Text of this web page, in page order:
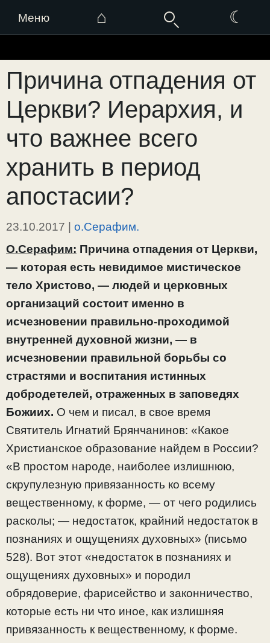
Меню ⌂ ☾
к
содержимому
Причина отпадения от
Церкви? Иерархия, и
что важнее всего
хранить в период
апостасии?
23.10.2017 | о.Серафим.
О.Серафим: Причина отпадения от Церкви,
— которая есть невидимое мистическое
тело Христово, — людей и церковных
организаций состоит именно в
исчезновении правильно-проходимой
внутренней духовной жизни, — в
исчезновении правильной борьбы со
страстями и воспитания истинных
добродетелей, отраженных в заповедях
Божиих. О чем и писал, в свое время
Святитель Игнатий Брянчанинов: «Какое
Христианское образование найдем в России?
«В простом народе, наиболее излишнюю,
скрупулезную привязанность ко всему
вещественному, к форме, — от чего родились
расколы; — недостаток, крайний недостаток в
познаниях и ощущениях духовных» (письмо
528). Вот этот «недостаток в познаниях и
ощущениях духовных» и породил
обрядоверие, фарисейство и законничество,
которые есть ни что иное, как излишняя
привязанность к вещественному, к форме.